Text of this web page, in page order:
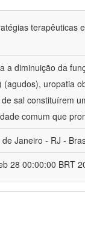
terapêuticas
a diminuição da
uropatia
sal constituírem
comum que
Janeiro - RJ -
28 00:00:00 BRT